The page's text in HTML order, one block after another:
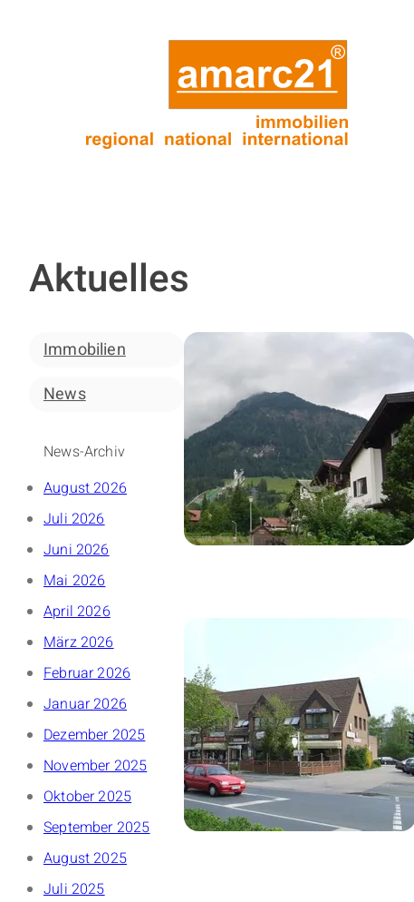
Aktuelles
Immobilien
News
News-Archiv
August 2026
Juli 2026
Juni 2026
Mai 2026
April 2026
März 2026
Februar 2026
Januar 2026
Dezember 2025
November 2025
Oktober 2025
September 2025
August 2025
Juli 2025